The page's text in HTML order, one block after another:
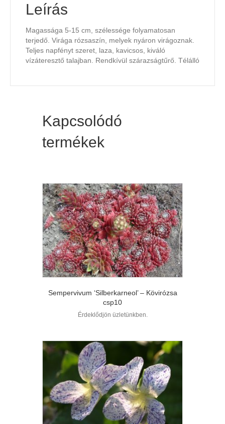
Leírás
Magassága 5-15 cm, szélessége folyamatosan
terjedő. Virága rózsaszín, melyek nyáron virágoznak.
Teljes napfényt szeret, laza, kavicsos, kiváló
vízáteresztő talajban. Rendkívül szárazságtűrő. Télálló
Kapcsolódó
termékek
Sempervivum ‘Silberkarneol’ – Kövirózsa
csp10
Érdeklődjön üzletünkben.